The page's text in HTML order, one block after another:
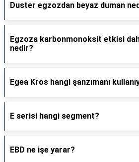
Duster egzozdan beyaz duman
Egzoza karbonmonoksit etkisi
nedir?
Egea Kros hangi şanzımanı
E serisi hangi segment?
EBD ne işe yarar?